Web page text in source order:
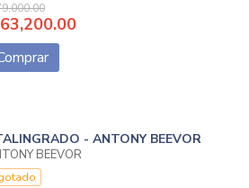
- ANTONY BEEVOR
BEEVOR